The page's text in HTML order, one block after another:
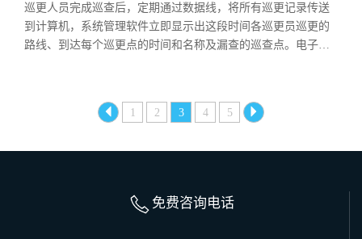
巡更人员完成巡查后，定期通过数据线，将所有巡更记录传送
到计算机，系统管理软件立即显示出这段时间各巡更员巡更的
路线、到达每个巡更点的时间和名称及漏查的巡查点。电子巡
1 2 3 4 5
免费咨询电话